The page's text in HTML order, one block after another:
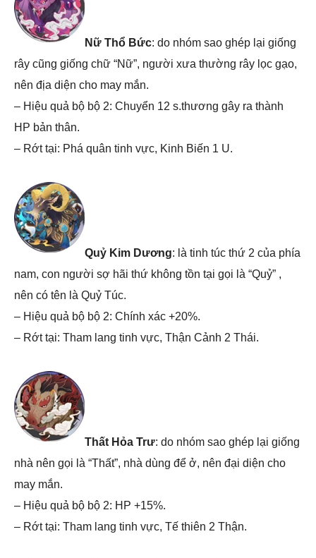
Nữ Thổ Bức: do nhóm sao ghép lại giống
rây cũng giống chữ “Nữ”, người xưa thường rây lọc gạo,
nên địa diện cho may mắn.
– Hiệu quả bộ bộ 2: Chuyển 12 s.thương gây ra thành
HP bản thân.
– Rớt tại: Phá quân tinh vực, Kinh Biến 1 U.
Quỷ Kim Dương: là tinh túc thứ 2 của phía
nam, con người sợ hãi thứ không tồn tại gọi là “Quỷ” ,
nên có tên là Quỷ Túc.
– Hiệu quả bộ bộ 2: Chính xác +20%.
– Rớt tại: Tham lang tinh vực, Thận Cảnh 2 Thái.
Thất Hỏa Trư: do nhóm sao ghép lại giống
nhà nên gọi là “Thất”, nhà dùng để ở, nên đại diện cho
may mắn.
– Hiệu quả bộ bộ 2: HP +15%.
– Rớt tại: Tham lang tinh vực, Tế thiên 2 Thận.